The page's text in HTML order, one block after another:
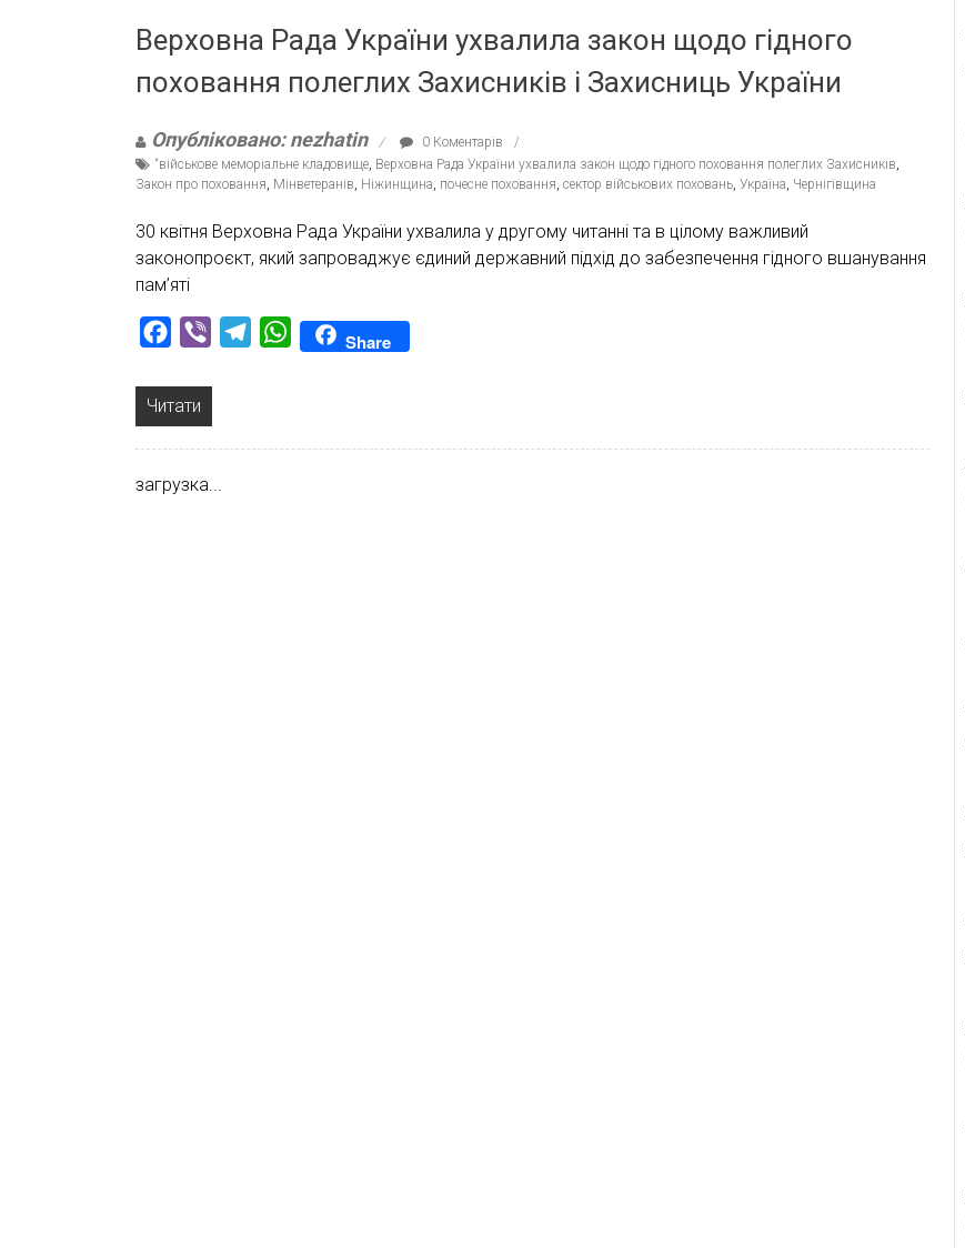
Верховна Рада України ухвалила закон щодо гідного
поховання полеглих Захисників і Захисниць України
Опубліковано: nezhatin
0 Коментарів
“військове меморіальне кладовище Верховна Рада України ухвалила закон щодо гідного поховання полеглих Захисників
Закон про поховання Мінветеранів Ніжинщина почесне поховання сектор військових поховань Україна Чернігівщина
30 квітня Верховна Рада України ухвалила у другому читанні та в цілому важливий
законопроєкт, який запроваджує єдиний державний підхід до забезпечення гідного вшанування
пам’яті
Facebook
Viber TelegramWhatsAppShare
Читати
загрузка...